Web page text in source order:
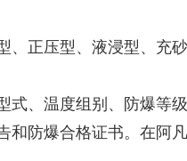
正压型、液浸型、充
式、温度组别、防爆等
和防爆合格证书。在 阿